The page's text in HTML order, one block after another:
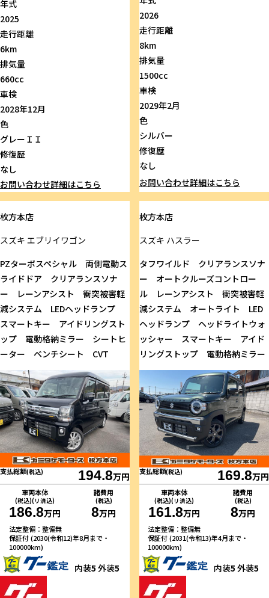
年式
2025
走行距離
6km
排気量
660cc
車検
2028年12月
色
グレーＩＩ
修復歴
なし
お問い合わせ詳細はこちら
2026
走行距離
8km
排気量
1500cc
車検
2029年2月
色
シルバー
修復歴
なし
お問い合わせ詳細はこちら
枚方本店
スズキ エブリイワゴン
PZターボスペシャル 両側電動ス
ライドドア クリアランスソナ
ー レーンアシスト 衝突被害軽
減システム LEDヘッドランプ
スマートキー アイドリングスト
ップ 電動格納ミラー シートヒ
ーター ベンチシート CVT
支払総額(税込) 194.8万円
車両本体
(税込)(リ済込)
186.8万円
諸費用
(税込)
8万円
法定整備：整備無
保証付 (2030(令和12)年8月まで・
100000km)
内装5 外装5
枚方本店
スズキ ハスラー
タフワイルド クリアランスソナ
ー オートクルーズコントロー
ル レーンアシスト 衝突被害軽
減システム オートライト LED
ヘッドランプ ヘッドライトウォ
ッシャー スマートキー アイド
リングストップ 電動格納ミラー
支払総額(税込) 169.8万円
車両本体
(税込)(リ済込)
161.8万円
諸費用
(税込)
8万円
法定整備：整備無
保証付 (2031(令和13)年4月まで・
100000km)
内装5 外装5